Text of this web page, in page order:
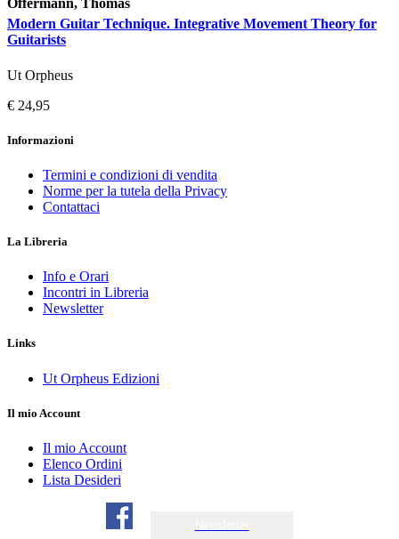
Offermann, Thomas
Modern Guitar Technique. Integrative Movement Theory for
Guitarists
Ut Orpheus
€ 24,95
Informazioni
Termini e condizioni di vendita
Norme per la tutela della Privacy
Contattaci
La Libreria
Info e Orari
Incontri in Libreria
Newsletter
Links
Ut Orpheus Edizioni
Il mio Account
Il mio Account
Elenco Ordini
Lista Desideri